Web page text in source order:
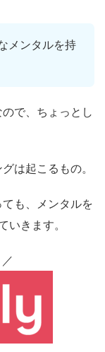
メンタルを持
で、ちょっとし
は起こるもの。
も、メンタルを
きます。